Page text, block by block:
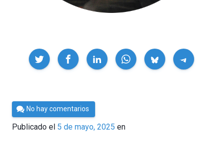
Compartir
Por
César
Tomé
No hay comentarios
Publicado el 5 de mayo, 2025 en